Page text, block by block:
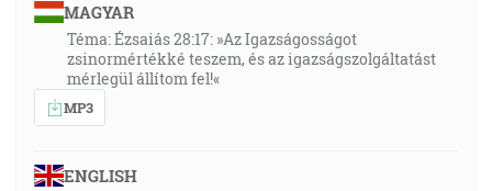
MAGYAR
Téma: Ézsaiás 28:17: »Az Igazságosságot
zsinormértékké teszem, és az igazságszolgáltatást
mérlegül állítom fel!«
MP3
ENGLISH